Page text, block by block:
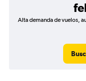
Alta demanda de vuelos,